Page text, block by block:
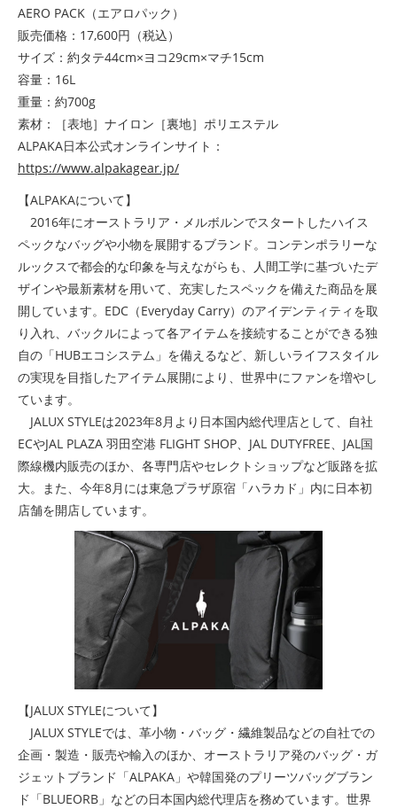
AERO PACK（エアロパック）
販売価格：17,600円（税込）
サイズ：約タテ44cm×ヨコ29cm×マチ15cm
容量：16L
重量：約700g
素材：［表地］ナイロン［裏地］ポリエステル
ALPAKA日本公式オンラインサイト：
https://www.alpakagear.jp/
【ALPAKAについて】
2016年にオーストラリア・メルボルンでスタートしたハイス
ペックなバッグや小物を展開するブランド。コンテンポラリーな
ルックスで都会的な印象を与えながらも、人間工学に基づいたデ
ザインや最新素材を用いて、充実したスペックを備えた商品を展
開しています。EDC（Everyday Carry）のアイデンティティを取
り入れ、バックルによって各アイテムを接続することができる独
自の「HUBエコシステム」を備えるなど、新しいライフスタイル
の実現を目指したアイテム展開により、世界中にファンを増やし
ています。
JALUX STYLEは2023年8月より日本国内総代理店として、自社
ECやJAL PLAZA 羽田空港 FLIGHT SHOP、JAL DUTYFREE、JAL国
際線機内販売のほか、各専門店やセレクトショップなど販路を拡
大。また、今年8月には東急プラザ原宿「ハラカド」内に日本初
店舗を開店しています。
【JALUX STYLEについて】
JALUX STYLEでは、革小物・バッグ・繊維製品などの自社での
企画・製造・販売や輸入のほか、オーストラリア発のバッグ・ガ
ジェットブランド「ALPAKA」や韓国発のプリーツバッグブラン
ド「BLUEORB」などの日本国内総代理店を務めています。世界